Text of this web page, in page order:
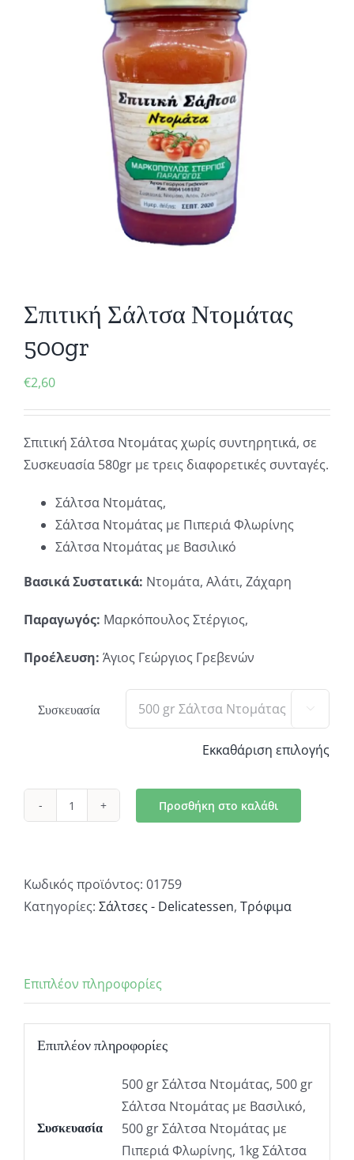
Σπιτική Σάλτσα Ντομάτας
500gr
€2,60
Σπιτική Σάλτσα Ντομάτας χωρίς συντηρητικά, σε
Συσκευασία 580gr με τρεις διαφορετικές συνταγές.
Σάλτσα Ντομάτας,
Σάλτσα Ντομάτας με Πιπεριά Φλωρίνης
Σάλτσα Ντομάτας με Βασιλικό
Βασικά Συστατικά: Ντομάτα, Αλάτι, Ζάχαρη
Παραγωγός: Μαρκόπουλος Στέργιος,
Προέλευση: Άγιος Γεώργιος Γρεβενών
Συσκευασία 
Εκκαθάριση επιλογής
Σπιτική
500gr
ποσότητα
Προσθήκη στο καλάθι
Κωδικός προϊόντος: 01759
Κατηγορίες: Σάλτσες - Delicatessen, Τρόφιμα
Επιπλέον πληροφορίες
Επιπλέον πληροφορίες
Συσκευασία
500 gr Σάλτσα Ντομάτας, 500 gr
Σάλτσα Ντομάτας με Βασιλικό,
500 gr Σάλτσα Ντομάτας με
Πιπεριά Φλωρίνης, 1kg Σάλτσα